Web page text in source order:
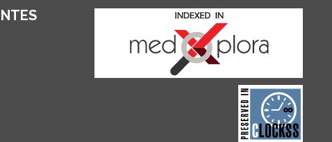
CLOCKSS is a dak archive
that ensures the long-
term survival of web-
based scholary
publications, governed by
and for its stakeholders.